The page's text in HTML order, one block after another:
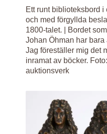
Ett runt biblioteksbord
och med förgyllda
1800-talet. | Bordet
Johan Öhman har
Jag föreställer mig det
inramat av böcker.
auktionsverk